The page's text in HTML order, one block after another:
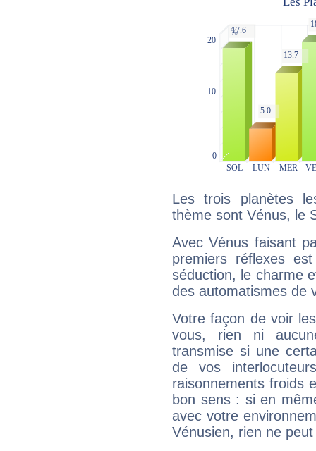
Les trois planètes
thème sont Vénus, le
Avec Vénus faisant
premiers réflexes
séduction, le charme
des automatismes de
Votre façon de voir
vous, rien ni
transmise si une
de vos
raisonnements froids
bon sens : si en
avec votre
Vénusien, rien ne